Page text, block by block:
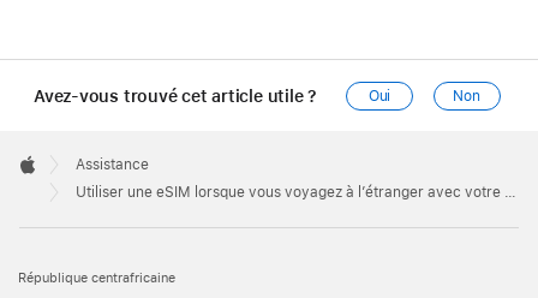
Avez-vous trouvé cet article utile ? Oui Non
Footer

Apple
Assistance
Utiliser une eSIM lorsque vous voyagez à l’étranger avec votre iPhone
République centrafricaine